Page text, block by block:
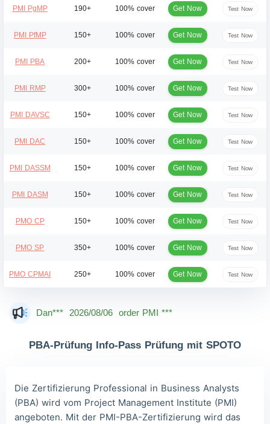
PMI PgMP 190+ 100% cover Get Now Test Now
PMI PfMP 150+ 100% cover Get Now Test Now
PMI PBA 200+ 100% cover Get Now Test Now
PMI RMP 300+ 100% cover Get Now Test Now
PMI DAVSC 150+ 100% cover Get Now Test Now
PMI DAC 150+ 100% cover Get Now Test Now
PMI DASSM 150+ 100% cover Get Now Test Now
PMI DASM 150+ 100% cover Get Now Test Now
PMO CP 150+ 100% cover Get Now Test Now
PMO SP 350+ 100% cover Get Now Test Now
PMO CPMAI 250+ 100% cover Get Now Test Now
Jac*** 2026/08/06 order PMI ***
Lia***
Wil*** 2026/08/06 order PMI ***
PBA-Prüfung Info-Pass Prüfung mit SPOTO
Die Zertifizierung Professional in Business Analysts
(PBA) wird vom Project Management Institute (PMI)
angeboten. Mit der PMI-PBA-Zertifizierung wird das